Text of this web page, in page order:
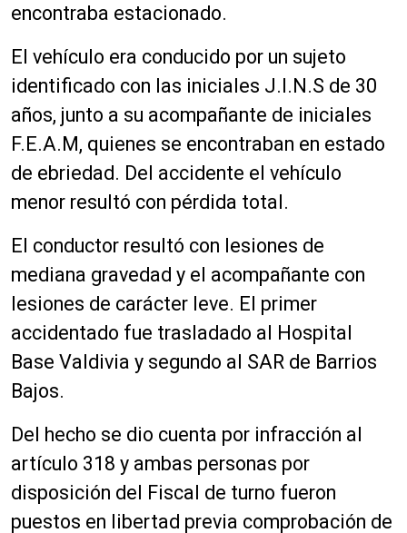
encontraba estacionado.
El vehículo era conducido por un sujeto
identificado con las iniciales J.I.N.S de 30
años, junto a su acompañante de iniciales
F.E.A.M, quienes se encontraban en estado
de ebriedad. Del accidente el vehículo
menor resultó con pérdida total.
El conductor resultó con lesiones de
mediana gravedad y el acompañante con
lesiones de carácter leve. El primer
accidentado fue trasladado al Hospital
Base Valdivia y segundo al SAR de Barrios
Bajos.
Del hecho se dio cuenta por infracción al
artículo 318 y ambas personas por
disposición del Fiscal de turno fueron
puestos en libertad previa comprobación de